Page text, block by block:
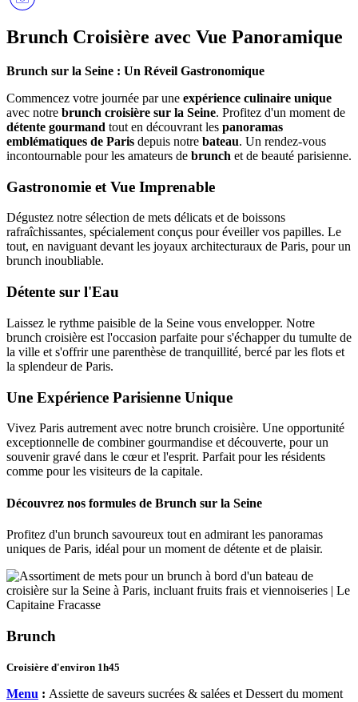
Brunch Croisière avec Vue Panoramique
Brunch sur la Seine : Un Réveil Gastronomique
Commencez votre journée par une expérience culinaire unique
avec notre brunch croisière sur la Seine. Profitez d'un moment de
détente gourmand tout en découvrant les panoramas
emblématiques de Paris depuis notre bateau. Un rendez-vous
incontournable pour les amateurs de brunch et de beauté parisienne.
Gastronomie et Vue Imprenable
Dégustez notre sélection de mets délicats et de boissons
rafraîchissantes, spécialement conçus pour éveiller vos papilles. Le
tout, en naviguant devant les joyaux architecturaux de Paris, pour un
brunch inoubliable.
Détente sur l'Eau
Laissez le rythme paisible de la Seine vous envelopper. Notre
brunch croisière est l'occasion parfaite pour s'échapper du tumulte de
la ville et s'offrir une parenthèse de tranquillité, bercé par les flots et
la splendeur de Paris.
Une Expérience Parisienne Unique
Vivez Paris autrement avec notre brunch croisière. Une opportunité
exceptionnelle de combiner gourmandise et découverte, pour un
souvenir gravé dans le cœur et l'esprit. Parfait pour les résidents
comme pour les visiteurs de la capitale.
Découvrez nos formules de Brunch sur la Seine
Profitez d'un brunch savoureux tout en admirant les panoramas
uniques de Paris, idéal pour un moment de détente et de plaisir.
Brunch
Croisière d'environ 1h45
Menu : Assiette de saveurs sucrées & salées et Dessert du moment